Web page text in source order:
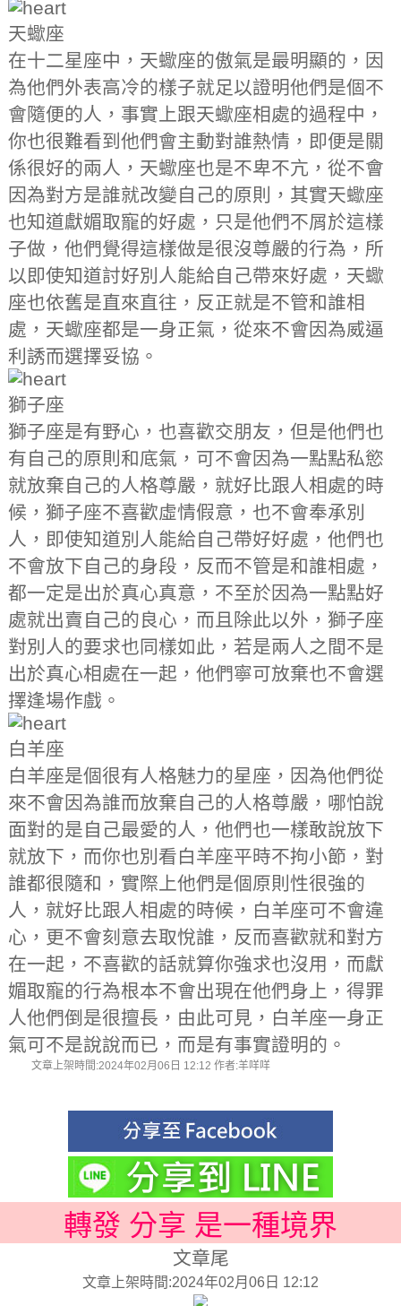
天蠍座
在十二星座中，天蠍座的傲氣是最明顯的，因
為他們外表高冷的樣子就足以證明他們是個不
會隨便的人，事實上跟天蠍座相處的過程中，
你也很難看到他們會主動對誰熱情，即便是關
係很好的兩人，天蠍座也是不卑不亢，從不會
因為對方是誰就改變自己的原則，其實天蠍座
也知道獻媚取寵的好處，只是他們不屑於這樣
子做，他們覺得這樣做是很沒尊嚴的行為，所
以即使知道討好別人能給自己帶來好處，天蠍
座也依舊是直來直往，反正就是不管和誰相
處，天蠍座都是一身正氣，從來不會因為威逼
利誘而選擇妥協。
獅子座
獅子座是有野心，也喜歡交朋友，但是他們也
有自己的原則和底氣，可不會因為一點點私慾
就放棄自己的人格尊嚴，就好比跟人相處的時
候，獅子座不喜歡虛情假意，也不會奉承別
人，即使知道別人能給自己帶好好處，他們也
不會放下自己的身段，反而不管是和誰相處，
都一定是出於真心真意，不至於因為一點點好
處就出賣自己的良心，而且除此以外，獅子座
對別人的要求也同樣如此，若是兩人之間不是
出於真心相處在一起，他們寧可放棄也不會選
擇逢場作戲。
白羊座
白羊座是個很有人格魅力的星座，因為他們從
來不會因為誰而放棄自己的人格尊嚴，哪怕說
面對的是自己最愛的人，他們也一樣敢說放下
就放下，而你也別看白羊座平時不拘小節，對
誰都很隨和，實際上他們是個原則性很強的
人，就好比跟人相處的時候，白羊座可不會違
心，更不會刻意去取悅誰，反而喜歡就和對方
在一起，不喜歡的話就算你強求也沒用，而獻
媚取寵的行為根本不會出現在他們身上，得罪
人他們倒是很擅長，由此可見，白羊座一身正
氣可不是說說而已，而是有事實證明的。
文章上架時間:2024年02月06日 12:12 作者:羊咩咩
轉發 分享 是一種境界
文章尾
文章上架時間:2024年02月06日 12:12